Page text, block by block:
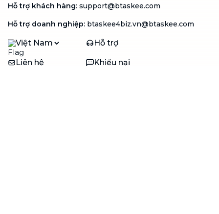
Hỗ trợ khách hàng: support@btaskee.com
Hỗ trợ doanh nghiệp: btaskee4biz.vn@btaskee.com
Việt Nam Hỗ trợ
Liên hệ Khiếu nại